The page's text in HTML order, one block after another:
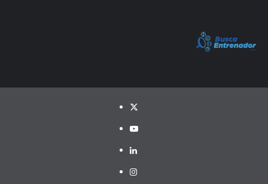
Twitter
YouTube
LinkedIn
Instagram